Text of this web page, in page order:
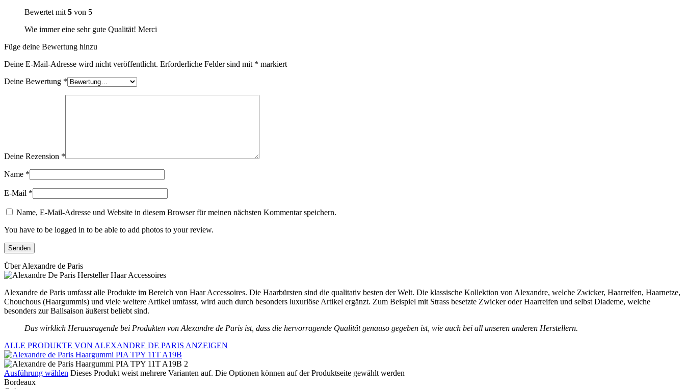
Bewertet mit 5 von 5
Wie immer eine sehr gute Qualität! Merci
Füge deine Bewertung hinzu
Deine E-Mail-Adresse wird nicht veröffentlicht. Erforderliche Felder sind mit * markiert
Deine Bewertung *
Deine Rezension *
Name *
E-Mail *
Name, E-Mail-Adresse und Website in diesem Browser für meinen nächsten Kommentar speichern.
You have to be logged in to be able to add photos to your review.
Über Alexandre de Paris
Alexandre de Paris umfasst alle Produkte im Bereich von Haar Accessoires. Die Haarbürsten sind die qualitativ besten der Welt. Die klassische Kollektion von Alexandre, welche Zwicker, Haarreifen, Haarnetze,
Chouchous (Haargummis) und viele weitere Artikel umfasst, wird auch durch besonders luxuriöse Artikel ergänzt. Zum Beispiel mit Strass besetzte Zwicker oder Haarreifen und selbst Diademe, welche
besonders zur Ballsaison äußerst beliebt sind.
Das wirklich Herausragende bei Produkten von Alexandre de Paris ist, dass die hervorragende Qualität genauso gegeben ist, wie auch bei all unseren anderen Herstellern.
ALLE PRODUKTE VON ALEXANDRE DE PARIS ANZEIGEN
Ausführung wählen Dieses Produkt weist mehrere Varianten auf. Die Optionen können auf der Produktseite gewählt werden
Bordeaux